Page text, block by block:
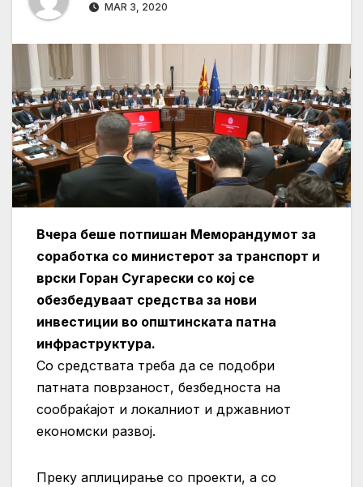
MAR 3, 2020
Вчера беше потпишан Меморандумот за
соработка со министерот за транспорт и
врски Горан Сугарески со кој се
обезбедуваат средства за нови
инвестиции во општинската патна
инфраструктура.
Со средствата треба да се подобри
патната поврзаност, безбедноста на
сообраќајот и локалниот и државниот
економски развој.
Преку аплицирање со проекти, а со